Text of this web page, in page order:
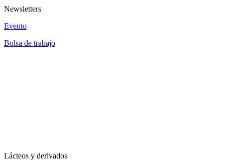
Newsletters
Evento
Bolsa de trabajo
Lácteos y derivados